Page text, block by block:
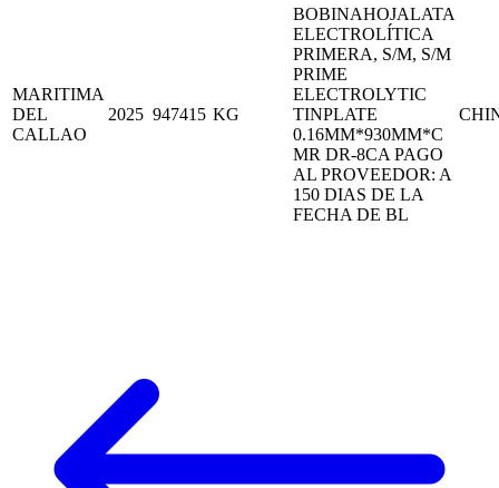
MARITIMA
DEL
CALLAO
2025 947415 KG
BOBINAHOJALATA
ELECTROLÍTICA
PRIMERA, S/M, S/M
PRIME
ELECTROLYTIC
TINPLATE
0.16MM*930MM*C
MR DR-8CA PAGO
AL PROVEEDOR: A
150 DIAS DE LA
FECHA DE BL